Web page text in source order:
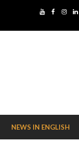
NEWS IN ENGLISH